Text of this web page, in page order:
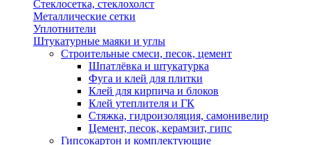
Стеклосетка, стеклохолст
Металлические сетки
Уплотнители
Штукатурные маяки и углы
Строительные смеси, песок, цемент
Шпатлёвка и штукатурка
Фуга и клей для плитки
Клей для кирпича и блоков
Клей утеплителя и ГК
Стяжка, гидроизоляция, самонивелир
Цемент, песок, керамзит, гипс
Гипсокартон и комплектующие